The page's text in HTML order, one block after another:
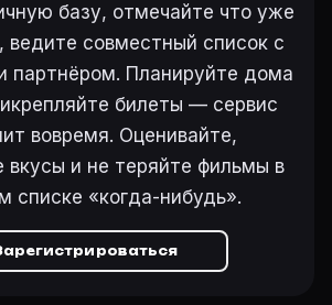
Кихот» в свой список фильмов?
(1933)» на Movie Planner,
о премьере «Дон
Кихот (1933)» на Movie Planner
Planner
о фильмах·Как вести watchlist
Горбатая гора (2005)·
базу, отмечайте что уже
ведите совместный список с
партнёром. Планируйте дома
билеты — сервис
вовремя. Оценивайте,
вкусы и не теряйте фильмы в
списке «когда-нибудь».